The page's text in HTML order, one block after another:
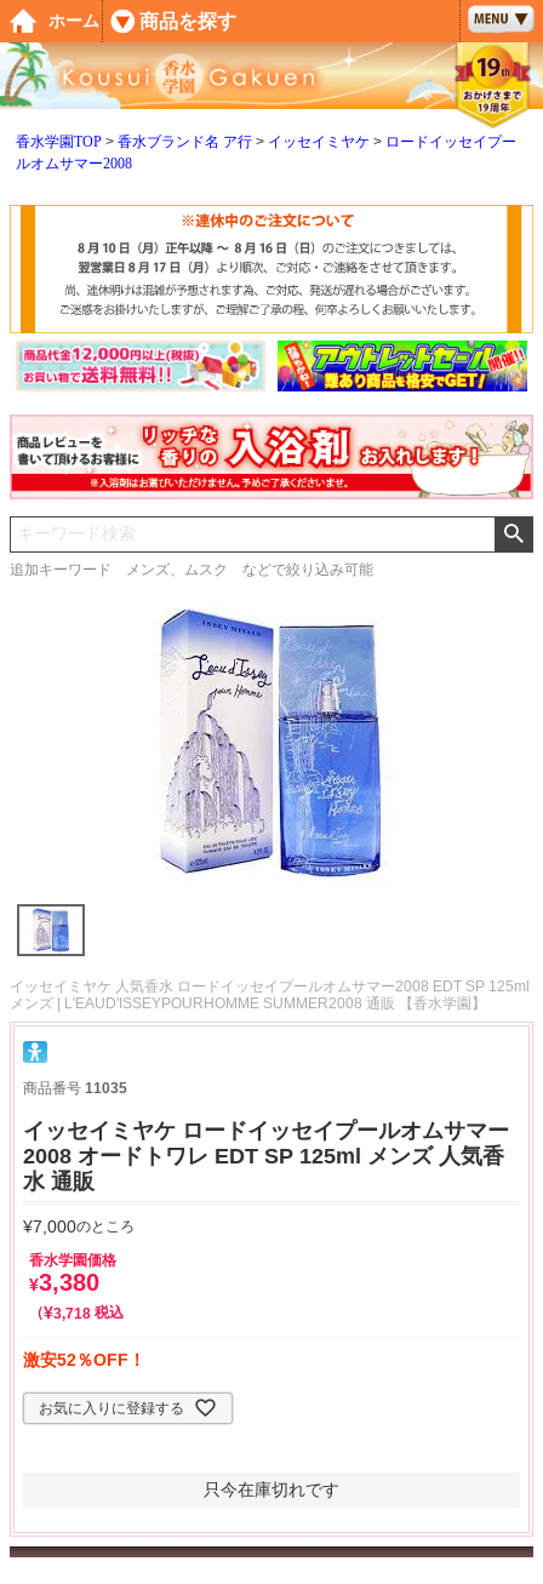
香水学園TOP 香水ブランド名 ア行 イッセイミヤケ
ロードイッセイプー
ルオムサマー2008
追加キーワード メンズ、ムスク などで絞り込み可能
イッセイミヤケ 人気香水 ロードイッセイプールオムサマー2008 EDT SP 125ml
メンズ | L'EAUD'ISSEYPOURHOMME SUMMER2008 通販 【香水学園】
商品番号 11035
イッセイミヤケ ロードイッセイプールオムサマー
2008 オードトワレ EDT SP 125ml メンズ 人気香
水 通販
¥7,000のところ
香水学園価格
¥3,380
¥3,718 税込
激安52％OFF！
お気に入りに登録する
只今在庫切れです
ペー
ジト
ップ
へ
ホーム 商品を探す